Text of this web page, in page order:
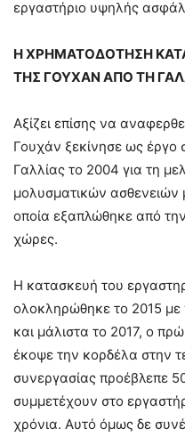
εργαστήριο υψηλής
Η ΧΡΗΜΑΤΟΔΟΤΗΣΗ
ΤΗΣ ΓΟΥΧΑΝ ΑΠΟ ΤΗ
Αξίζει επίσης να
Γουχάν ξεκίνησε ως έργο
Γαλλίας το 2004 για τη
μολυσματικών ασθενειών
οποία εξαπλώθηκε από
χώρες.
Η κατασκευή του
ολοκληρώθηκε το 2015 με
και μάλιστα το 2017, ο
έκοψε την κορδέλα στην
συνεργασίας προέβλεπε
συμμετέχουν στο
χρόνια. Αυτό όμως δε